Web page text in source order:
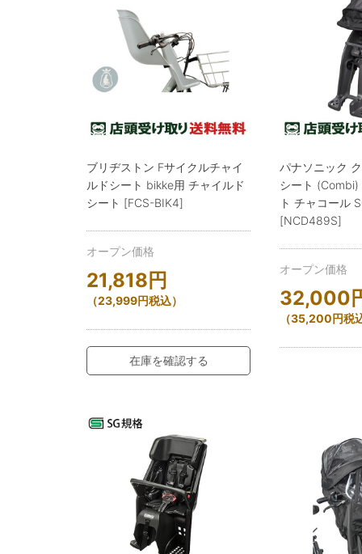
ブリヂストン Fサイクルチャイ
ルドシート bikke用 チャイルド
シート [FCS-BIK4]
オープン価格
21,818 円
（23,999円税込）
在庫を確認する
パナソニック
シート (Combi)
ト チャコール
[NCD489S]
オープン価格
32,000
（35,200円税